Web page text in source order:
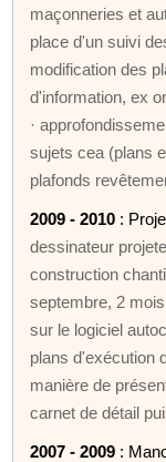
maçonneries et
place d'un suivi
modification des
d'information, ex
·
sujets cea (plans
plafonds
2009 - 2010 :
dessinateur
construction
septembre, 2
sur le logiciel
plans d'exécution
manière de
carnet de détail
2007 - 2009 :